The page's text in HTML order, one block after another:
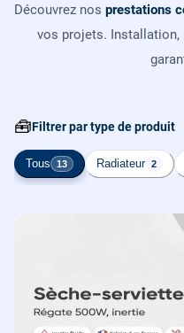
Découvrez nos prestations
vos projets. Installation,
🧰Filtrer par type de produit
Tous 13 Radiateur 2